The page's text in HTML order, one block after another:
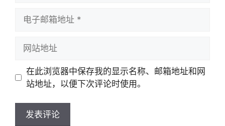
址
址
在此浏览器中保存我的显示名称、邮箱地址和网
站地址，以便下次评论时使用。